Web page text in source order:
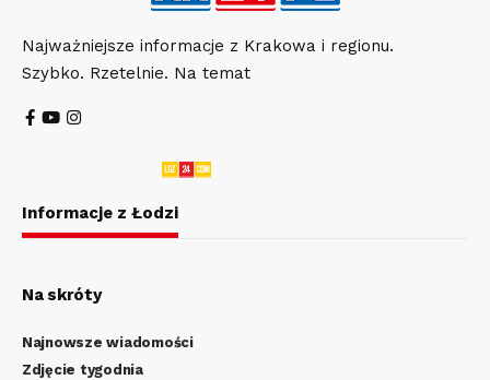
Najważniejsze informacje z Krakowa i regionu.
Szybko. Rzetelnie. Na temat
Informacje z Łodzi
Na skróty
Najnowsze wiadomości
Zdjęcie tygodnia